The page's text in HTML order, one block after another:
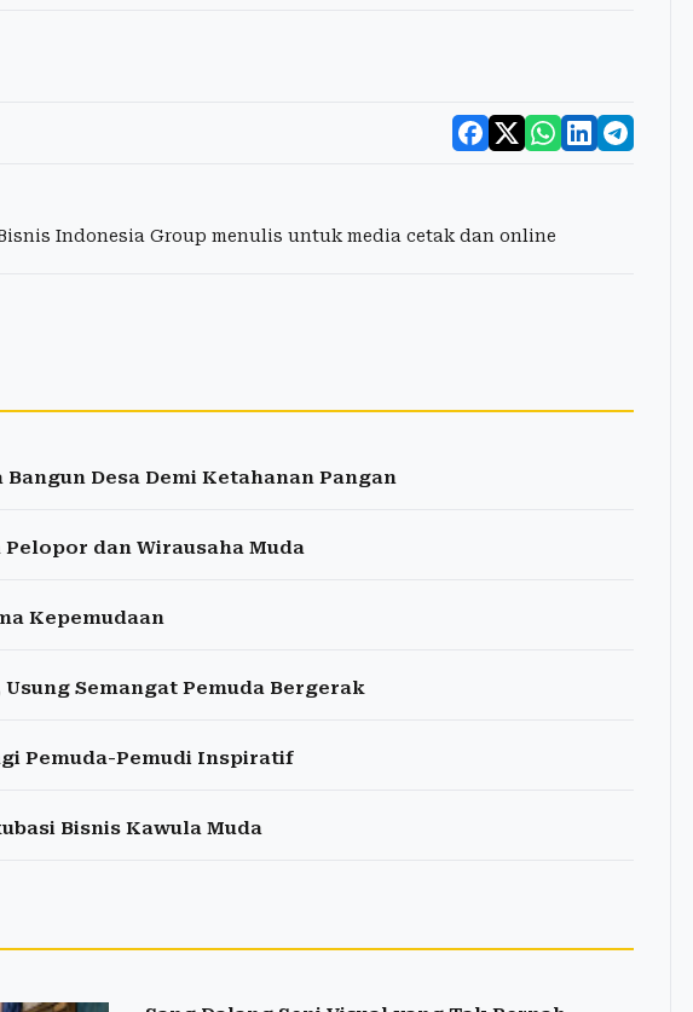
Indonesia Group menulis untuk media cetak dan online
Desa Demi Ketahanan Pangan
dan Wirausaha Muda
Kepemudaan
Semangat Pemuda Bergerak
Pemuda-Pemudi Inspiratif
Bisnis Kawula Muda